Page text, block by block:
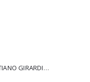
MATTEO TORCINOVICH, SEBASTIANO GIRARDI - OUTSIDE THE LINES: LOST PHOTOGRAPHS OF PUNK AND NEW WAVE'S MOST ICONIC ALBUMS